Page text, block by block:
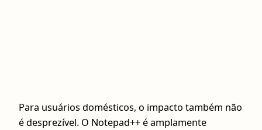
Para usuários domésticos, o impacto também não
é desprezível. O Notepad++ é amplamente